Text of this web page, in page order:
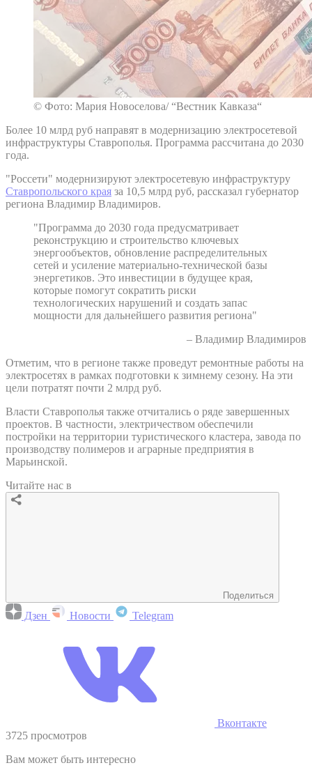
© Фото: Мария Новоселова/ “Вестник Кавказа“
Более 10 млрд руб направят в модернизацию электросетевой
инфраструктуры Ставрополья. Программа рассчитана до 2030
года.
"Россети" модернизируют электросетевую инфраструктуру
Ставропольского края за 10,5 млрд руб, рассказал губернатор
региона Владимир Владимиров.
"Программа до 2030 года предусматривает
реконструкцию и строительство ключевых
энергообъектов, обновление распределительных
сетей и усиление материально-технической базы
энергетиков. Это инвестиции в будущее края,
которые помогут сократить риски
технологических нарушений и создать запас
мощности для дальнейшего развития региона"
– Владимир Владимиров
Отметим, что в регионе также проведут ремонтные работы на
электросетях в рамках подготовки к зимнему сезону. На эти
цели потратят почти 2 млрд руб.
Власти Ставрополья также отчитались о ряде завершенных
проектов. В частности, электричеством обеспечили
постройки на территории туристического кластера, завода по
производству полимеров и аграрные предприятия в
Марьинской.
Читайте нас в
Поделиться
Дзен Новости Telegram
Вконтакте
3725 просмотров
Вам может быть интересно